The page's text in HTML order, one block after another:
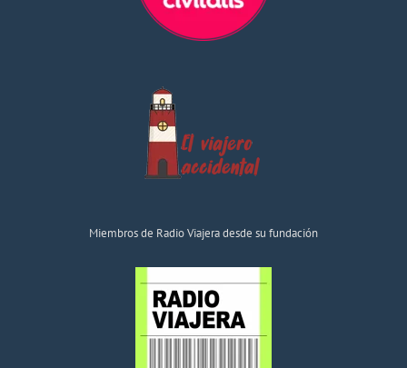
Miembros de Radio Viajera desde su fundación